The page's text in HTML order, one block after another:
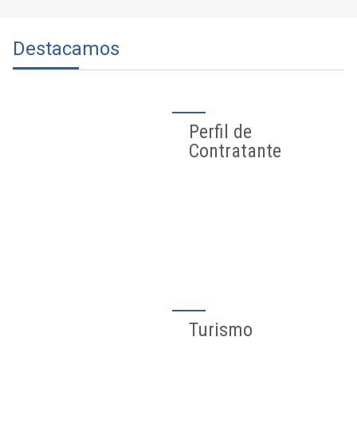
Destacamos
Perfil de
Contratante
Turismo